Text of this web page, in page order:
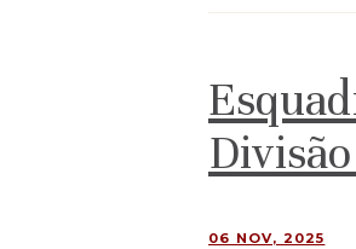
06 NOV, 2025